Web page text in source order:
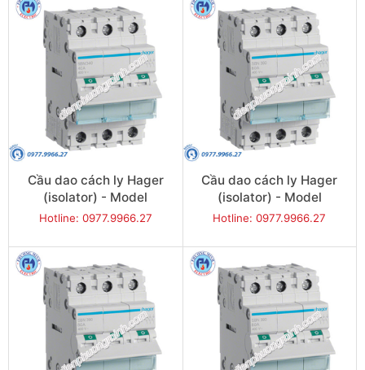
Cầu dao cách ly Hager
(isolator) - Model
SBN340
Hotline: 0977.9966.27
Cầu dao cách ly Hager
(isolator) - Model
SBN363
Hotline: 0977.9966.27